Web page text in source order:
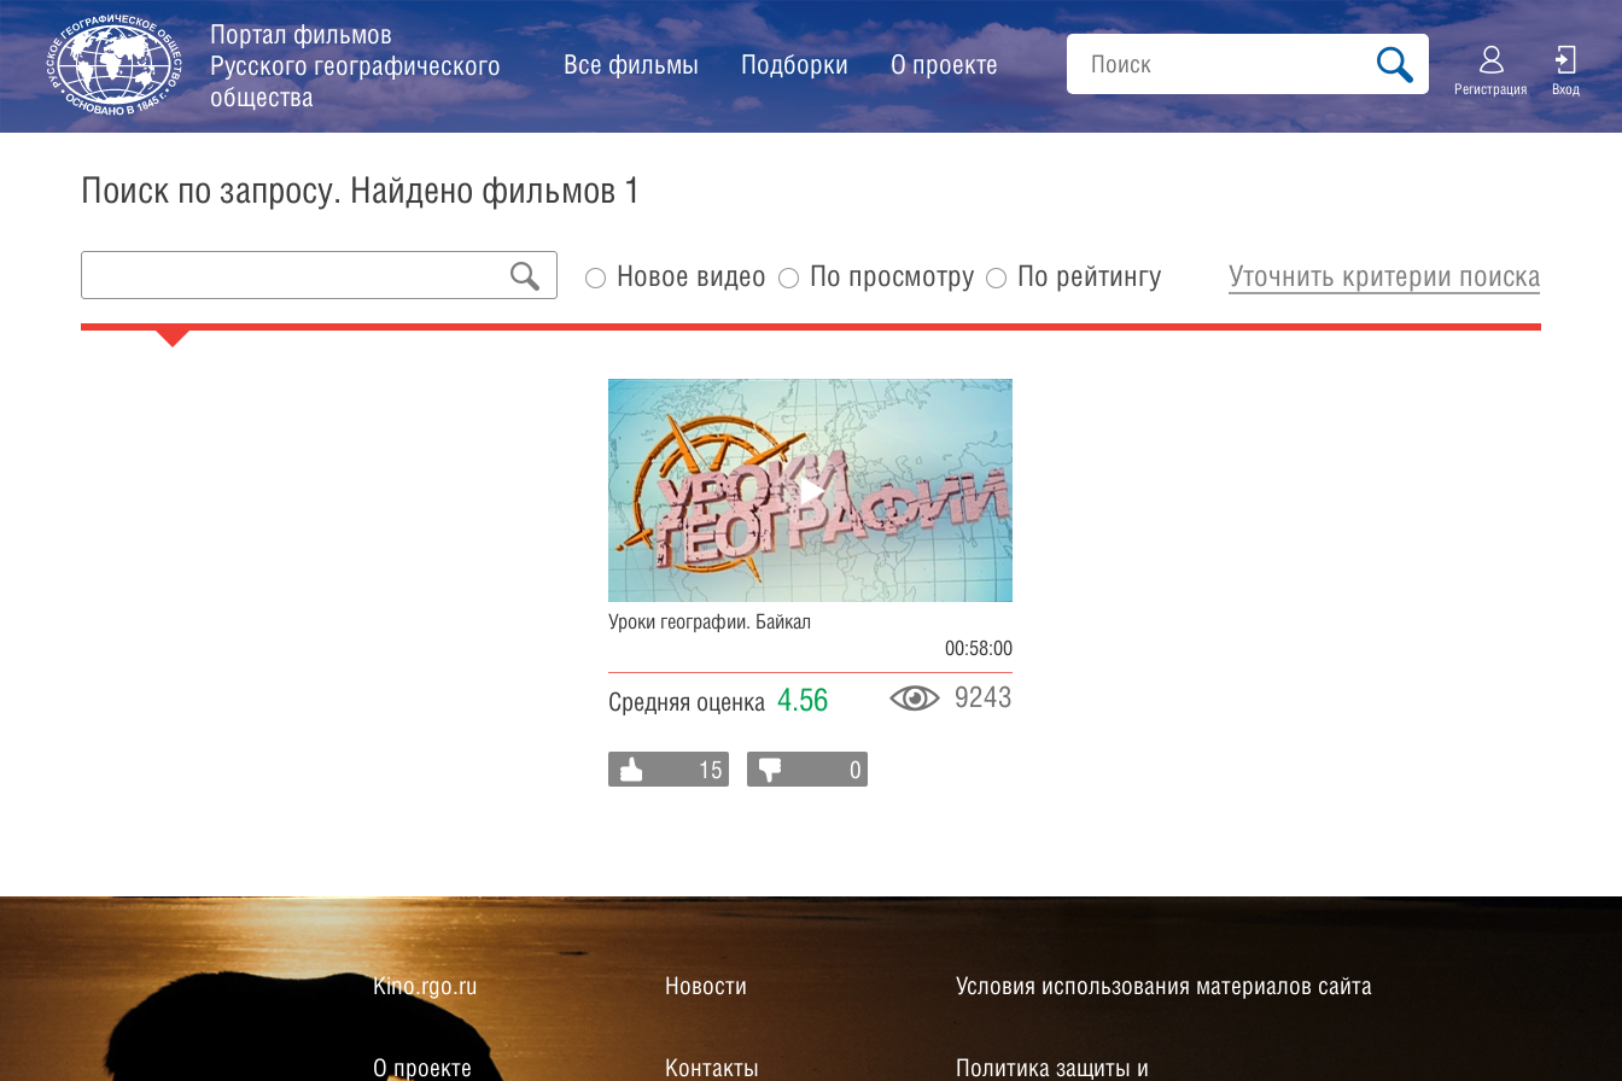
Портал фильмов
Русского географического
общества
Все фильмы Подборки О проекте
Регистрация Вход
Поиск по запросу. Найдено фильмов 1
Новое видео По просмотру По рейтингу Уточнить критерии поиска
Уроки географии. Байкал
00:58:00
Средняя оценка 4.56 9243
15 0
Kino.rgo.ru Новости Условия использования материалов сайта
О проекте Контакты Политика защиты и